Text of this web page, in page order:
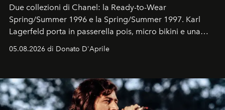
Due collezioni di Chanel: la Ready-to-Wear
Spring/Summer 1996 e la Spring/Summer 1997. Karl
Lagerfeld porta in passerella pois, micro bikini e una
Kate, Claudia e Carla una dietro l'altra. Trent'anni dopo,
uno dei documenti più contemporanei che abbiamo.
05.08.2026 di Donato D'Aprile